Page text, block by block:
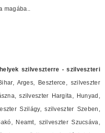
magába..
szilveszterre - szilveszteri
Arges, Beszterce, szilveszter
szilveszter Hargita, Hunyad,
Szilágy, szilveszter Szeben,
Neamt, szilveszter Szucsáva,